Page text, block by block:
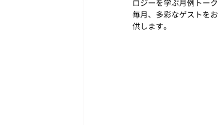
ロジーを学ぶ月例トー
毎月、多彩なゲストを
供します。